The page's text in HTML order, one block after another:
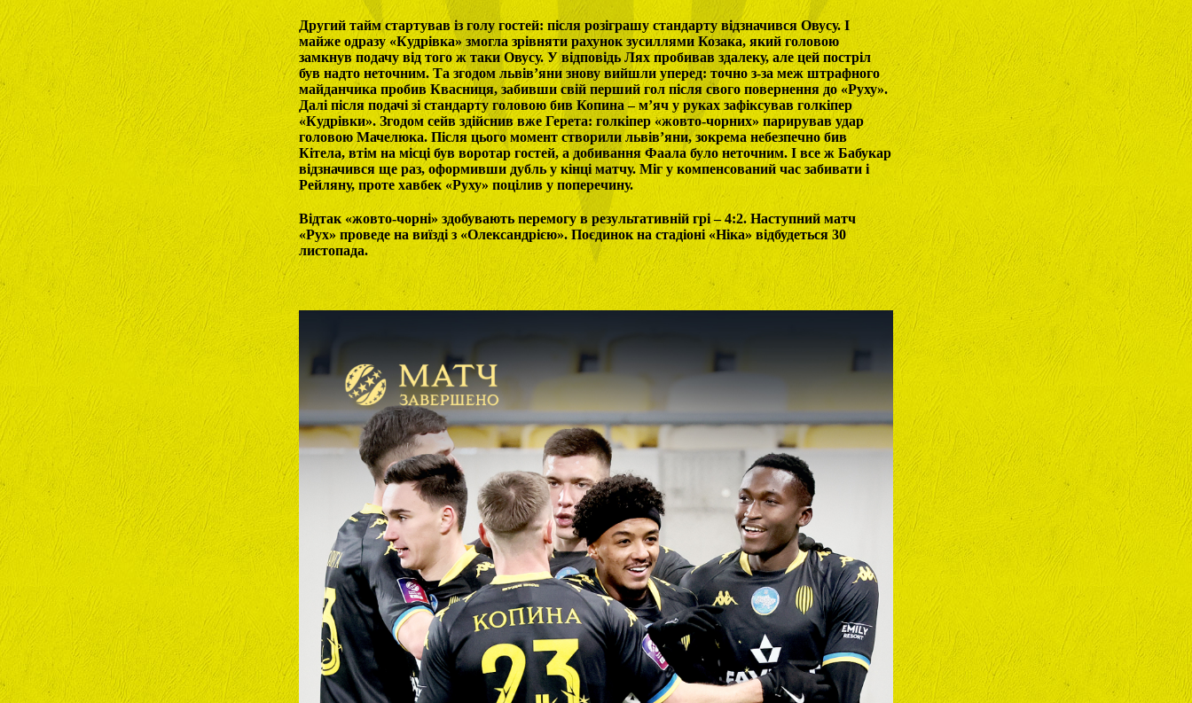
Другий тайм стартував із голу гостей: після розіграшу стандарту відзначився Овусу. І
майже одразу «Кудрівка» змогла зрівняти рахунок зусиллями Козака, який головою
замкнув подачу від того ж таки Овусу. У відповідь Лях пробивав здалеку, але цей постріл
був надто неточним. Та згодом львів’яни знову вийшли уперед: точно з-за меж штрафного
майданчика пробив Квасниця, забивши свій перший гол після свого повернення до «Руху».
Далі після подачі зі стандарту головою бив Копина – м’яч у руках зафіксував голкіпер
«Кудрівки». Згодом сейв здійснив вже Герета: голкіпер «жовто-чорних» парирував удар
головою Мачелюка. Після цього момент створили львів’яни, зокрема небезпечно бив
Кітела, втім на місці був воротар гостей, а добивання Фаала було неточним. І все ж Бабукар
відзначився ще раз, оформивши дубль у кінці матчу. Міг у компенсований час забивати і
Рейляну, проте хавбек «Руху» поцілив у поперечину.
Відтак «жовто-чорні» здобувають перемогу в результативній грі – 4:2. Наступний матч
«Рух» проведе на виїзді з «Олександрією». Поєдинок на стадіоні «Ніка» відбудеться 30
листопада.